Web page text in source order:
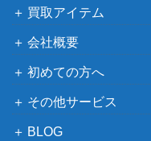
買取アイテム
会社概要
初めての方へ
その他サービス
BLOG